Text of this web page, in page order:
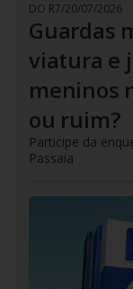
DO R7/20/07/2026
Guardas
viatura e
meninos
ou ruim?
Participe da
Passaia